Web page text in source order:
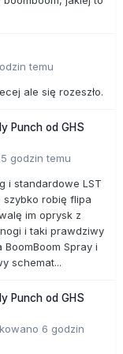
temu
ale się rozeszło.
Punch od GHS
5 godzin temu
i standardowe LST
szybko robię flipa
im oprysk z
i taki prawdziwy
Spray i
schemat...
Punch od GHS
6 godzin